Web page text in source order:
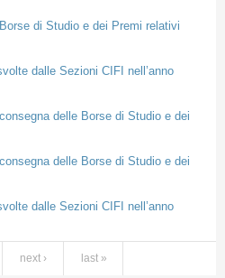
di Studio e dei Premi relativi
dalle Sezioni CIFI nell’anno
delle Borse di Studio e dei
delle Borse di Studio e dei
dalle Sezioni CIFI nell’anno
next › last »